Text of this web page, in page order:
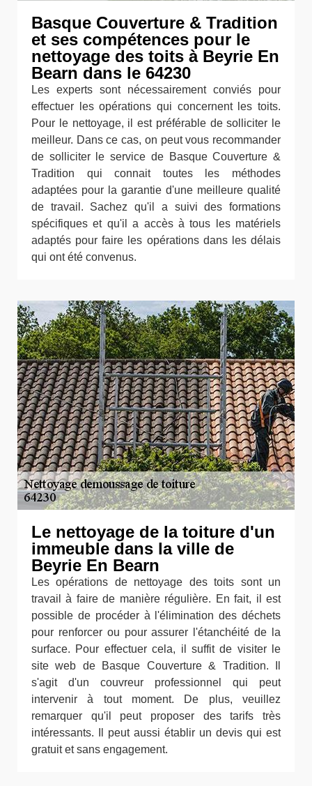
Basque Couverture & Tradition
et ses compétences pour le
nettoyage des toits à Beyrie En
Bearn dans le 64230
Les experts sont nécessairement conviés pour
effectuer les opérations qui concernent les toits.
Pour le nettoyage, il est préférable de solliciter le
meilleur. Dans ce cas, on peut vous recommander
de solliciter le service de Basque Couverture &
Tradition qui connait toutes les méthodes
adaptées pour la garantie d'une meilleure qualité
de travail. Sachez qu'il a suivi des formations
spécifiques et qu'il a accès à tous les matériels
adaptés pour faire les opérations dans les délais
qui ont été convenus.
Le nettoyage de la toiture d'un
immeuble dans la ville de
Beyrie En Bearn
Les opérations de nettoyage des toits sont un
travail à faire de manière régulière. En fait, il est
possible de procéder à l'élimination des déchets
pour renforcer ou pour assurer l'étanchéité de la
surface. Pour effectuer cela, il suffit de visiter le
site web de Basque Couverture & Tradition. Il
s'agit d'un couvreur professionnel qui peut
intervenir à tout moment. De plus, veuillez
remarquer qu'il peut proposer des tarifs très
intéressants. Il peut aussi établir un devis qui est
gratuit et sans engagement.